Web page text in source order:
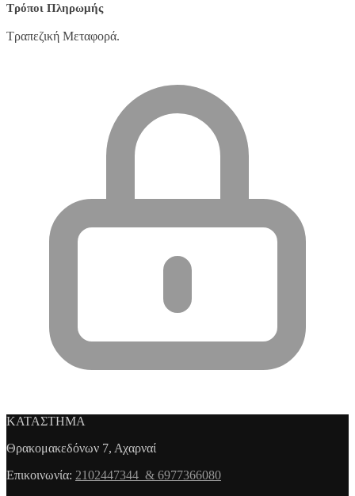
Τρόποι Πληρωμής
Τραπεζική Μεταφορά.
ΚΑΤΑΣΤΗΜΑ
Θρακομακεδόνων 7, Αχαρναί
Επικοινωνία: 2102447344 & 6977366080